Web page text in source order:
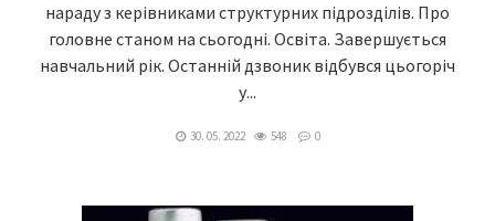
нараду з керівниками структурних підрозділів. Про
головне станом на сьогодні. Освіта. Завершується
навчальний рік. Останній дзвоник відбувся цьогоріч
у...
30. 05. 2022 548 0